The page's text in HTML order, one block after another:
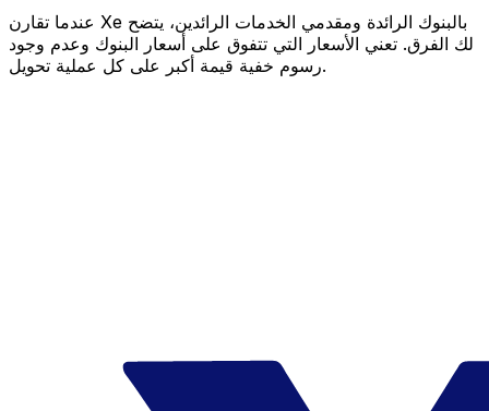
عندما تقارن Xe بالبنوك الرائدة ومقدمي الخدمات الرائدين، يتضح
لك الفرق. تعني الأسعار التي تتفوق على أسعار البنوك وعدم وجود
رسوم خفية قيمة أكبر على كل عملية تحويل.